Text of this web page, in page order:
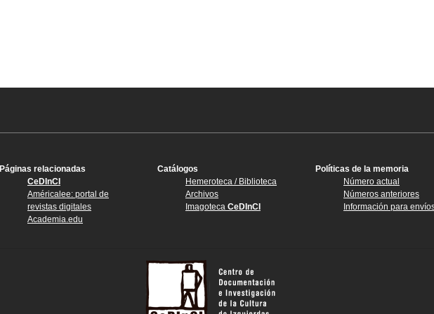
Páginas relacionadas
CeDInCI
Américalee: portal de
revistas digitales
Academia.edu
Catálogos
Hemeroteca / Biblioteca
Archivos
Imagoteca CeDInCI
Políticas de la memoria
Número actual
Números anteriores
Información para